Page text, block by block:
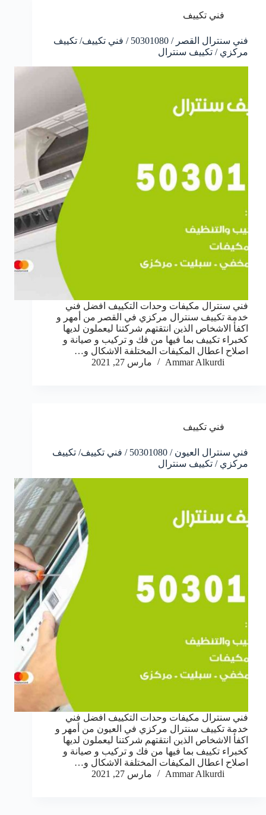
فني تكييف
فني سنترال القصر / 50301080 / فني تكييف/ تكييف
مركزي / تكييف سنترال
فني سنترال مكيفات وحدات التكييف افضل فني
خدمة تكييف سنترال مركزي في القصر من أمهر و
اكفأ الاشخاص الذين انتقتهم شركتنا ليعملون لديها
كخبراء تكييف بما فيها من فك و تركيب و صيانة و
اصلاح اعطال المكيفات المختلفة الاشكال و…
Ammar Alkurdi
مارس 27, 2021
فني تكييف
فني سنترال العيون / 50301080 / فني تكييف/ تكييف
مركزي / تكييف سنترال
فني سنترال مكيفات وحدات التكييف افضل فني
خدمة تكييف سنترال مركزي في العيون من أمهر و
اكفأ الاشخاص الذين انتقتهم شركتنا ليعملون لديها
كخبراء تكييف بما فيها من فك و تركيب و صيانة و
اصلاح اعطال المكيفات المختلفة الاشكال و…
Ammar Alkurdi
مارس 27, 2021